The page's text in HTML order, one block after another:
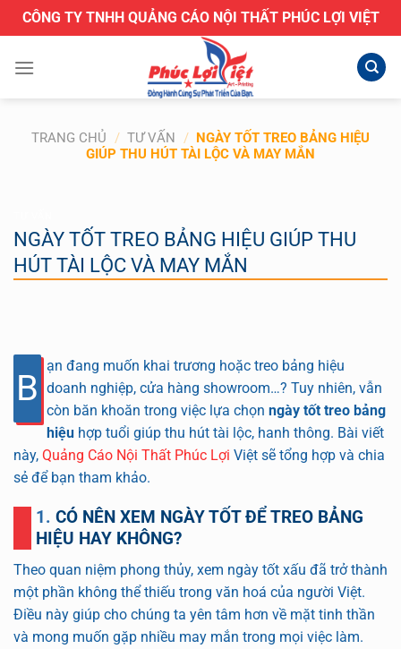
qua
dung
CÔNG TY TNHH QUẢNG CÁO NỘI THẤT PHÚC LỢI VIỆT
TRANG CHỦ / TƯ VẤN / NGÀY TỐT TREO BẢNG HIỆU
GIÚP THU HÚT TÀI LỘC VÀ MAY MẮN
NGÀY TỐT TREO BẢNG HIỆU GIÚP THU
HÚT TÀI LỘC VÀ MAY MẮN
B
ạn đang muốn khai trương hoặc treo bảng hiệu
doanh nghiệp, cửa hàng showroom…? Tuy nhiên, vẫn
còn băn khoăn trong việc lựa chọn ngày tốt treo bảng
hiệu hợp tuổi giúp thu hút tài lộc, hanh thông. Bài viết
này, Quảng Cáo Nội Thất Phúc Lợi Việt sẽ tổng hợp và chia
sẻ để bạn tham khảo.
1. CÓ NÊN XEM NGÀY TỐT ĐỂ TREO BẢNG
HIỆU HAY KHÔNG?
Theo quan niệm phong thủy, xem ngày tốt xấu đã trở thành
một phần không thể thiếu trong văn hoá của người Việt.
Điều này giúp cho chúng ta yên tâm hơn về mặt tinh thần
và mong muốn gặp nhiều may mắn trong mọi việc làm.